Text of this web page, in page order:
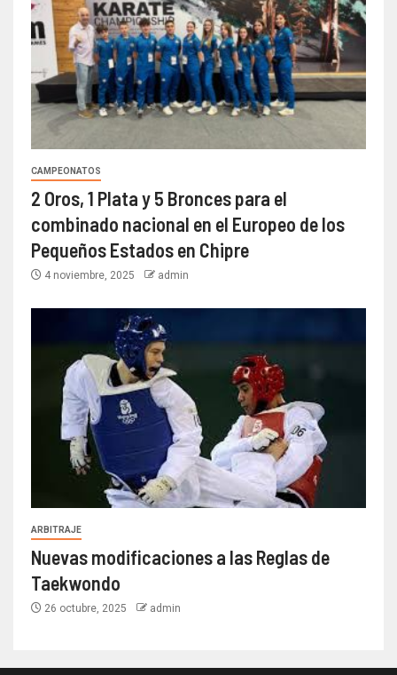
CAMPEONATOS
2 Oros, 1 Plata y 5 Bronces para el
combinado nacional en el Europeo de los
Pequeños Estados en Chipre
4 noviembre, 2025 admin
ARBITRAJE
Nuevas modificaciones a las Reglas de
Taekwondo
26 octubre, 2025 admin